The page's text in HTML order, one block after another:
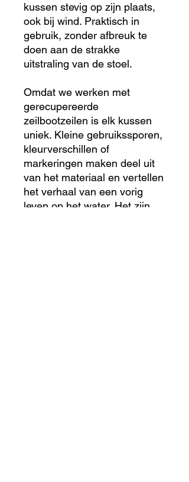
kussen stevig op zijn plaats,
ook bij wind. Praktisch in
gebruik, zonder afbreuk te
doen aan de strakke
uitstraling van de stoel.
Omdat we werken met
gerecupereerde
zeilbootzeilen is elk kussen
uniek. Kleine gebruikssporen,
kleurverschillen of
markeringen maken deel uit
van het materiaal en vertellen
het verhaal van een vorig
leven op het water. Het zijn